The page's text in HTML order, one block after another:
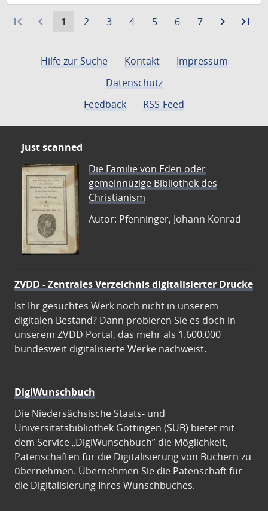
first_page navigate_before
Aktuelle
1
Gehe
2
Gehe
3
Gehe
4
Gehe
5
Gehe
6
Gehe
7 navigate_next
Zurlast_page
Hilfe zur Suche
Kontakt
Impressum
Datenschutz
Feedback
RSS-Feed
Just scanned
Die Familie von Eden oder
gemeinnüzige Bibliothek des
Christianism
Autor: Pfenninger, Johann Konrad
ZVDD - Zentrales Verzeichnis digitalisierter Drucke
Ist Ihr gesuchtes Werk noch nicht in unserem
digitalen Bestand? Dann probieren Sie es doch in
unserem ZVDD Portal, das mehr als 1.600.000
bundesweit digitalisierte Werke nachweist.
DigiWunschbuch
Die Niedersächsische Staats- und
Universitätsbibliothek Göttingen (SUB) bietet mit
dem Service „DigiWunschbuch” die Möglichkeit,
Patenschaften für die Digitalisierung von Büchern zu
übernehmen. Übernehmen Sie die Patenschaft für
die Digitalisierung Ihres Wunschbuches.